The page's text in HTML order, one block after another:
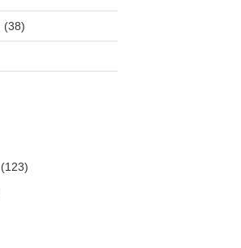
(38)
(123)